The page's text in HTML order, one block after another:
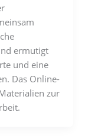
ermutigt
und eine
Das Online-
zur